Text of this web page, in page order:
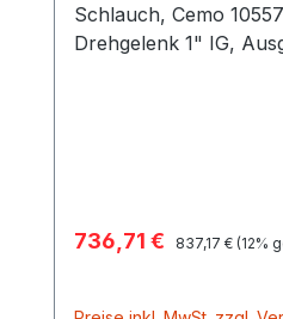
Schlauch, Cemo 10557 Eingang
Drehgelenk 1" IG,
Verkaufspreis:
736,71 € Regulärer
837,17 € (12%